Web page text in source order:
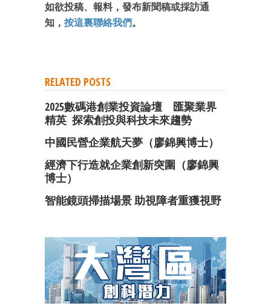
如欲投稿、報料，發布新聞稿或採訪通
知， 按這裏聯絡我們。
RELATED POSTS
2025數碼港創業投資論壇 匯聚業界
精英 探索創投與科技未來趨勢
中國民營企業航天夢（廖錦興博士）
經濟下行造就企業創新突圍（廖錦興
博士）
智能鏡頭掃描場景 助視障者重獲視野